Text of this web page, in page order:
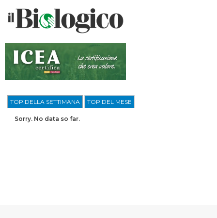
TOP DELLA SETTIMANA TOP DEL MESE
Sorry. No data so far.